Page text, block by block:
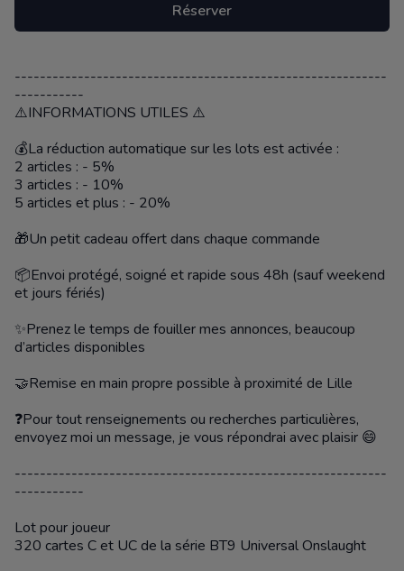
Réserver
Description
-----------------------------------------------------------
-----------
⚠️INFORMATIONS UTILES ⚠️
💰La réduction automatique sur les lots est activée :
2 articles : - 5%
3 articles : - 10%
5 articles et plus : - 20%
🎁Un petit cadeau offert dans chaque commande
📦Envoi protégé, soigné et rapide sous 48h (sauf weekend
et jours fériés)
✨Prenez le temps de fouiller mes annonces, beaucoup
d’articles disponibles
🤝Remise en main propre possible à proximité de Lille
❓Pour tout renseignements ou recherches particulières,
envoyez moi un message, je vous répondrai avec plaisir 😄
-----------------------------------------------------------
-----------
Lot pour joueur
320 cartes C et UC de la série BT9 Universal Onslaught